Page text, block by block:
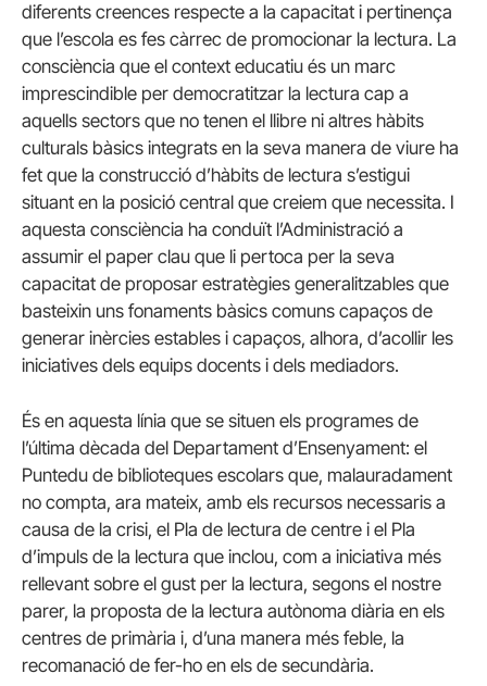
diferents creences respecte a la capacitat i pertinença
que l’escola es fes càrrec de promocionar la lectura. La
consciència que el context educatiu és un marc
imprescindible per democratitzar la lectura cap a
aquells sectors que no tenen el llibre ni altres hàbits
culturals bàsics integrats en la seva manera de viure ha
fet que la construcció d’hàbits de lectura s’estigui
situant en la posició central que creiem que necessita. I
aquesta consciència ha conduït l’Administració a
assumir el paper clau que li pertoca per la seva
capacitat de proposar estratègies generalitzables que
basteixin uns fonaments bàsics comuns capaços de
generar inèrcies estables i capaços, alhora, d’acollir les
iniciatives dels equips docents i dels mediadors.
És en aquesta línia que se situen els programes de
l’última dècada del Departament d’Ensenyament: el
Puntedu de biblioteques escolars que, malauradament
no compta, ara mateix, amb els recursos necessaris a
causa de la crisi, el Pla de lectura de centre i el Pla
d’impuls de la lectura que inclou, com a iniciativa més
rellevant sobre el gust per la lectura, segons el nostre
parer, la proposta de la lectura autònoma diària en els
centres de primària i, d’una manera més feble, la
recomanació de fer-ho en els de secundària.